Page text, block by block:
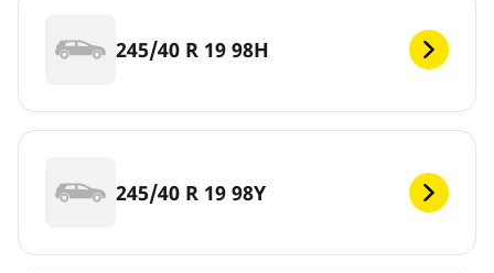
245/40 R 19 98H
245/40 R 19 98Y